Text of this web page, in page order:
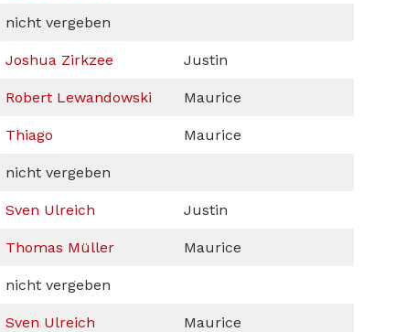
nicht vergeben
Joshua Zirkzee Justin
Robert Lewandowski Maurice
Thiago Maurice
nicht vergeben
Sven Ulreich Justin
Thomas Müller Maurice
nicht vergeben
Sven Ulreich Maurice